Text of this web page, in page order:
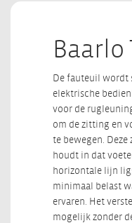
Baarlo
De fauteuil wordt
elektrische
voor de
om de zitting en
te bewegen.
houdt in dat
horizontale lijn
minimaal belast
ervaren. Het
mogelijk zonder